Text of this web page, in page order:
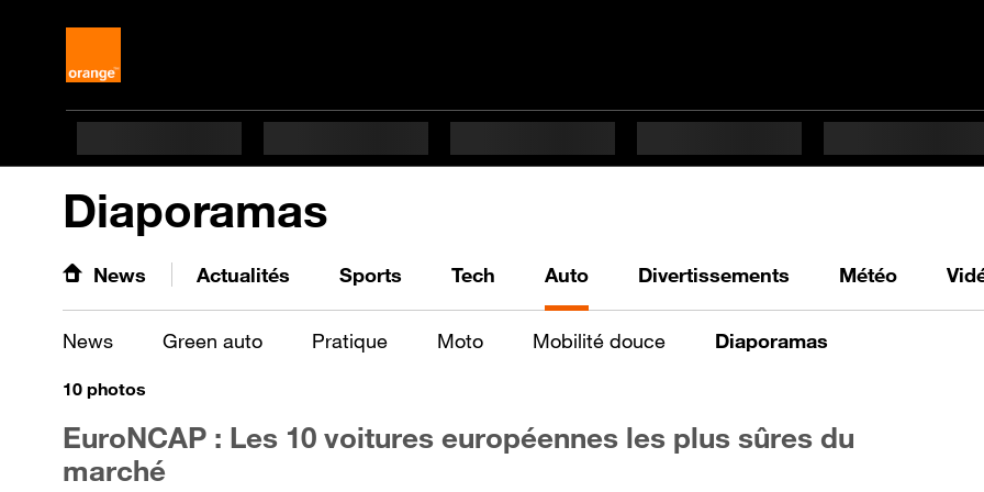
Diaporamas
News Actualités Sports Tech Auto Divertissements Météo
News Green auto Pratique Moto Mobilité douce Diaporamas
10 photos
EuroNCAP : Les 10 voitures européennes les plus sûres du
marché